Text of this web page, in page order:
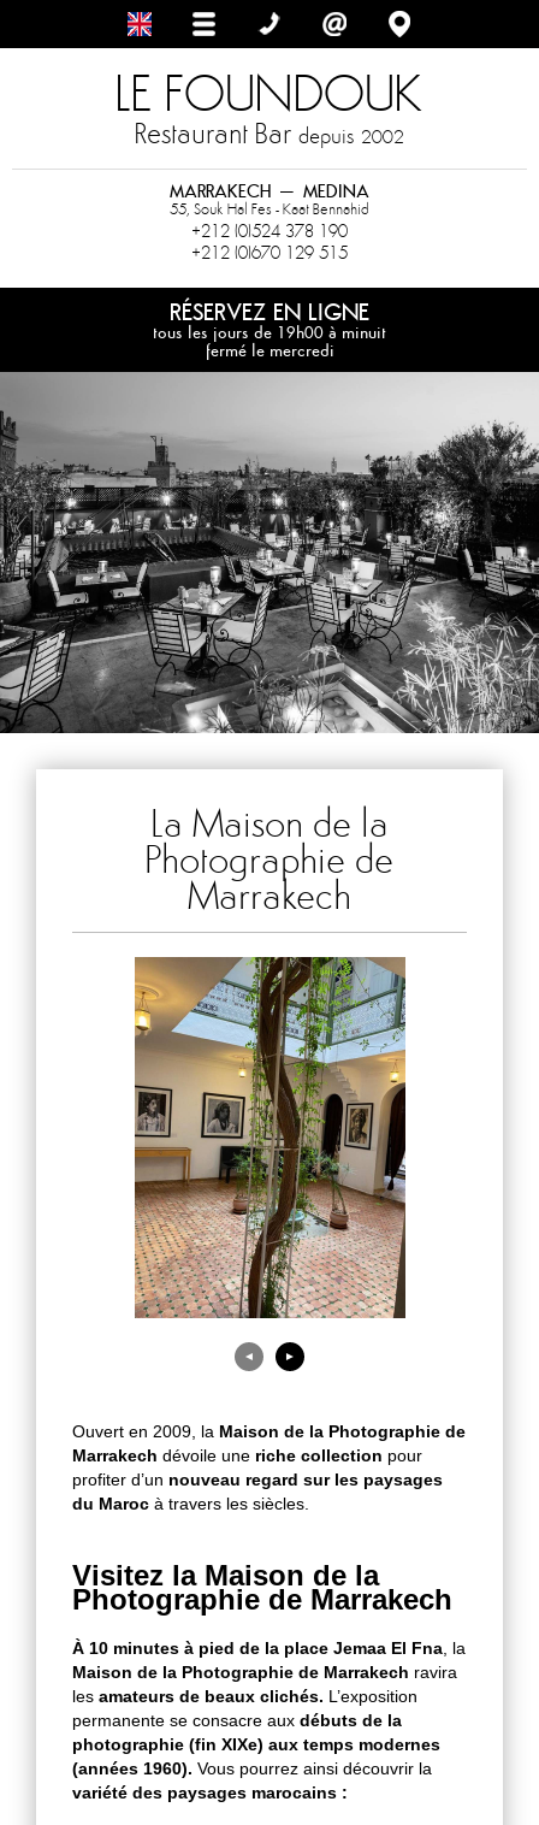
LE FOUNDOUK
Restaurant Bar depuis 2002
MARRAKECH – MEDINA
55, Souk Hal Fes - Kaat Bennahid
+212 (0)524 378 190
+212 (0)670 129 515
RÉSERVEZ EN LIGNE
tous les jours de 19h00 à minuit
fermé le mercredi
La Maison de la
Photographie de
Marrakech
◄ ►
Ouvert en 2009, la Maison de la Photographie de
Marrakech dévoile une riche collection pour
profiter d’un nouveau regard sur les paysages
du Maroc à travers les siècles.
Visitez la Maison de la
Photographie de Marrakech
À 10 minutes à pied de la place Jemaa El Fna , la
Maison de la Photographie de Marrakech ravira
les amateurs de beaux clichés. L’exposition
permanente se consacre aux débuts de la
photographie (fin XIXe) aux temps modernes
(années 1960). Vous pourrez ainsi découvrir la
variété des paysages marocains :